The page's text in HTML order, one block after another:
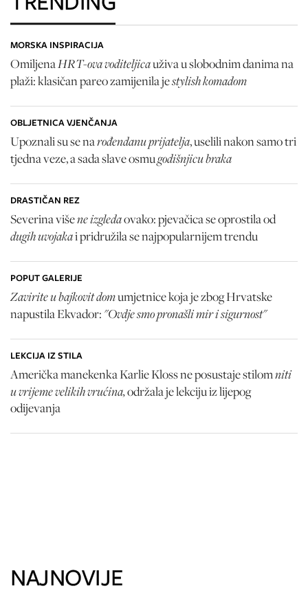
MORSKA INSPIRACIJA
OmiljenaHRT-ova voditeljicauživa u slobodnim danima na
plaži: klasičan pareo zamijenila jestylish komadom
OBLJETNICA VJENČANJA
Upoznali su se narođendanu prijatelja, uselili nakon samo tri
tjedna veze, a sada slave osmugodišnjicu braka
DRASTIČAN REZ
Severina višene izgledaovako: pjevačica se oprostila od
dugih uvojakai pridružila se najpopularnijem trendu
POPUT GALERIJE
Zavirite u bajkovit domumjetnice koja je zbog Hrvatske
napustila Ekvador: "Ovdje smo pronašli mir i sigurnost"
LEKCIJA IZ STILA
Američka manekenka Karlie Kloss ne posustaje stilomniti
u vrijeme velikih vrućina,održala je lekciju iz lijepog
odijevanja
NAJNOVIJE